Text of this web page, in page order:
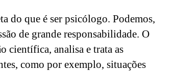
do que é ser psicólogo. Podemos,
de grande responsabilidade. O
científica, analisa e trata as
como por exemplo, situações